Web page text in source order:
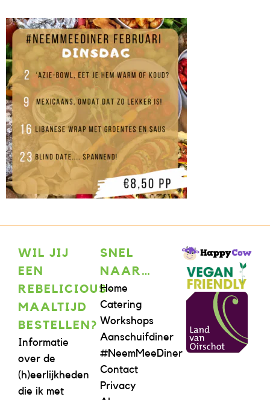
WIL JIJ
EEN
REBELICIOUS-
MAALTIJD
BESTELLEN?
Informatie
over de
(h)eerlijkheden
die ik met
SNEL
NAAR…
Home
Catering
Workshops
Aanschuifdiner
#NeemMeeDiner
Contact
Privacy